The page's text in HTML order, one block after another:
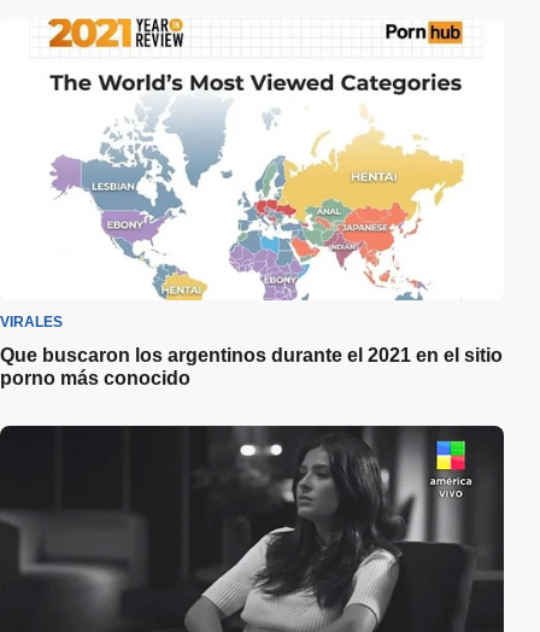
VIRALES
Que buscaron los argentinos durante el 2021 en el sitio
porno más conocido